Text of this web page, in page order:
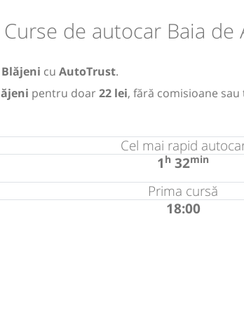
Curse de autocar Baia de
Blăjeni cu AutoTrust.
pentru doar22 lei, fără comisioane
Cel mai rapid
1h 32min
Prima cursă
18:00